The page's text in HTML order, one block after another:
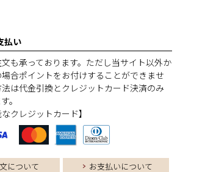
払い
も承っております。ただし当サイト以外か
合ポイントをお付けすることができませ
は代金引換とクレジットカード決済のみ
。
なクレジットカード】
について お支払いについて